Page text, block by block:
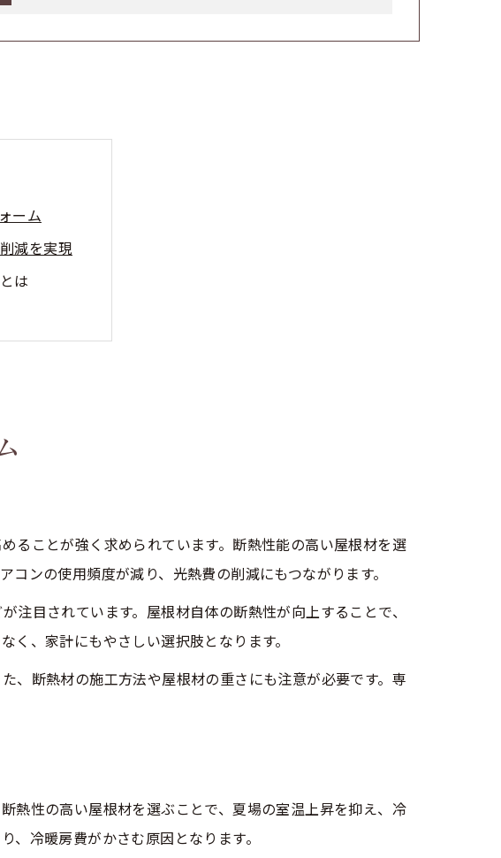
ーム
減を実現
は
ント
に変化
響
は
立
する理由
変わる
ト
ることが強く求められています。断熱性能の高い屋根材を選
ンの使用頻度が減り、光熱費の削減にもつながります。
目されています。屋根材自体の断熱性が向上することで、
、家計にもやさしい選択肢となります。
、断熱材の施工方法や屋根材の重さにも注意が必要です。専
熱性の高い屋根材を選ぶことで、夏場の室温上昇を抑え、冷
冷暖房費がかさむ原因となります。